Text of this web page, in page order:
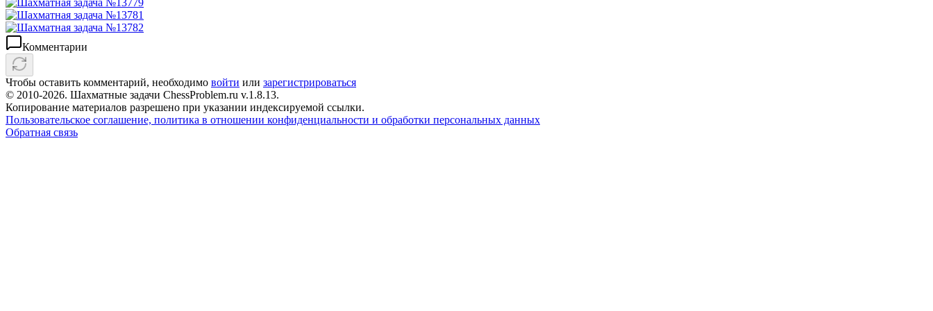
Комментарии
Чтобы оставить комментарий, необходимо войти или зарегистрироваться
© 2010-2026. Шахматные задачи ChessProblem.ru v.1.8.13.
Копирование материалов разрешено при указании индексируемой ссылки.
Пользовательское соглашение, политика в отношении конфиденциальности и обработки персональных данных
Обратная связь